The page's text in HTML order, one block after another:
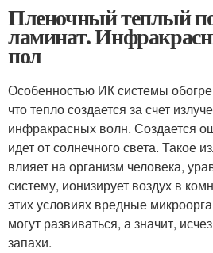
Пленочный теплый
ламинат.
пол
Особенностью ИК системы
что тепло создается за счет
инфракрасных волн. Создается
идет от солнечного света. Такое
влияет на организм человека,
систему, ионизирует воздух в
этих условиях вредные
могут развиваться, а значит,
запахи.